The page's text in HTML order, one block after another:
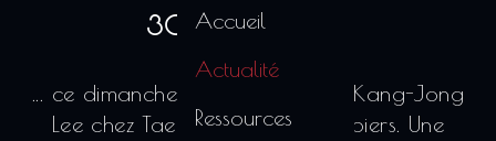
Accueil
Actualité
Ressources
30/03/2025
... ce dimanche au stage de Me Kang-Jong
Lee chez Tae Kwon Do Les Herbiers. Une